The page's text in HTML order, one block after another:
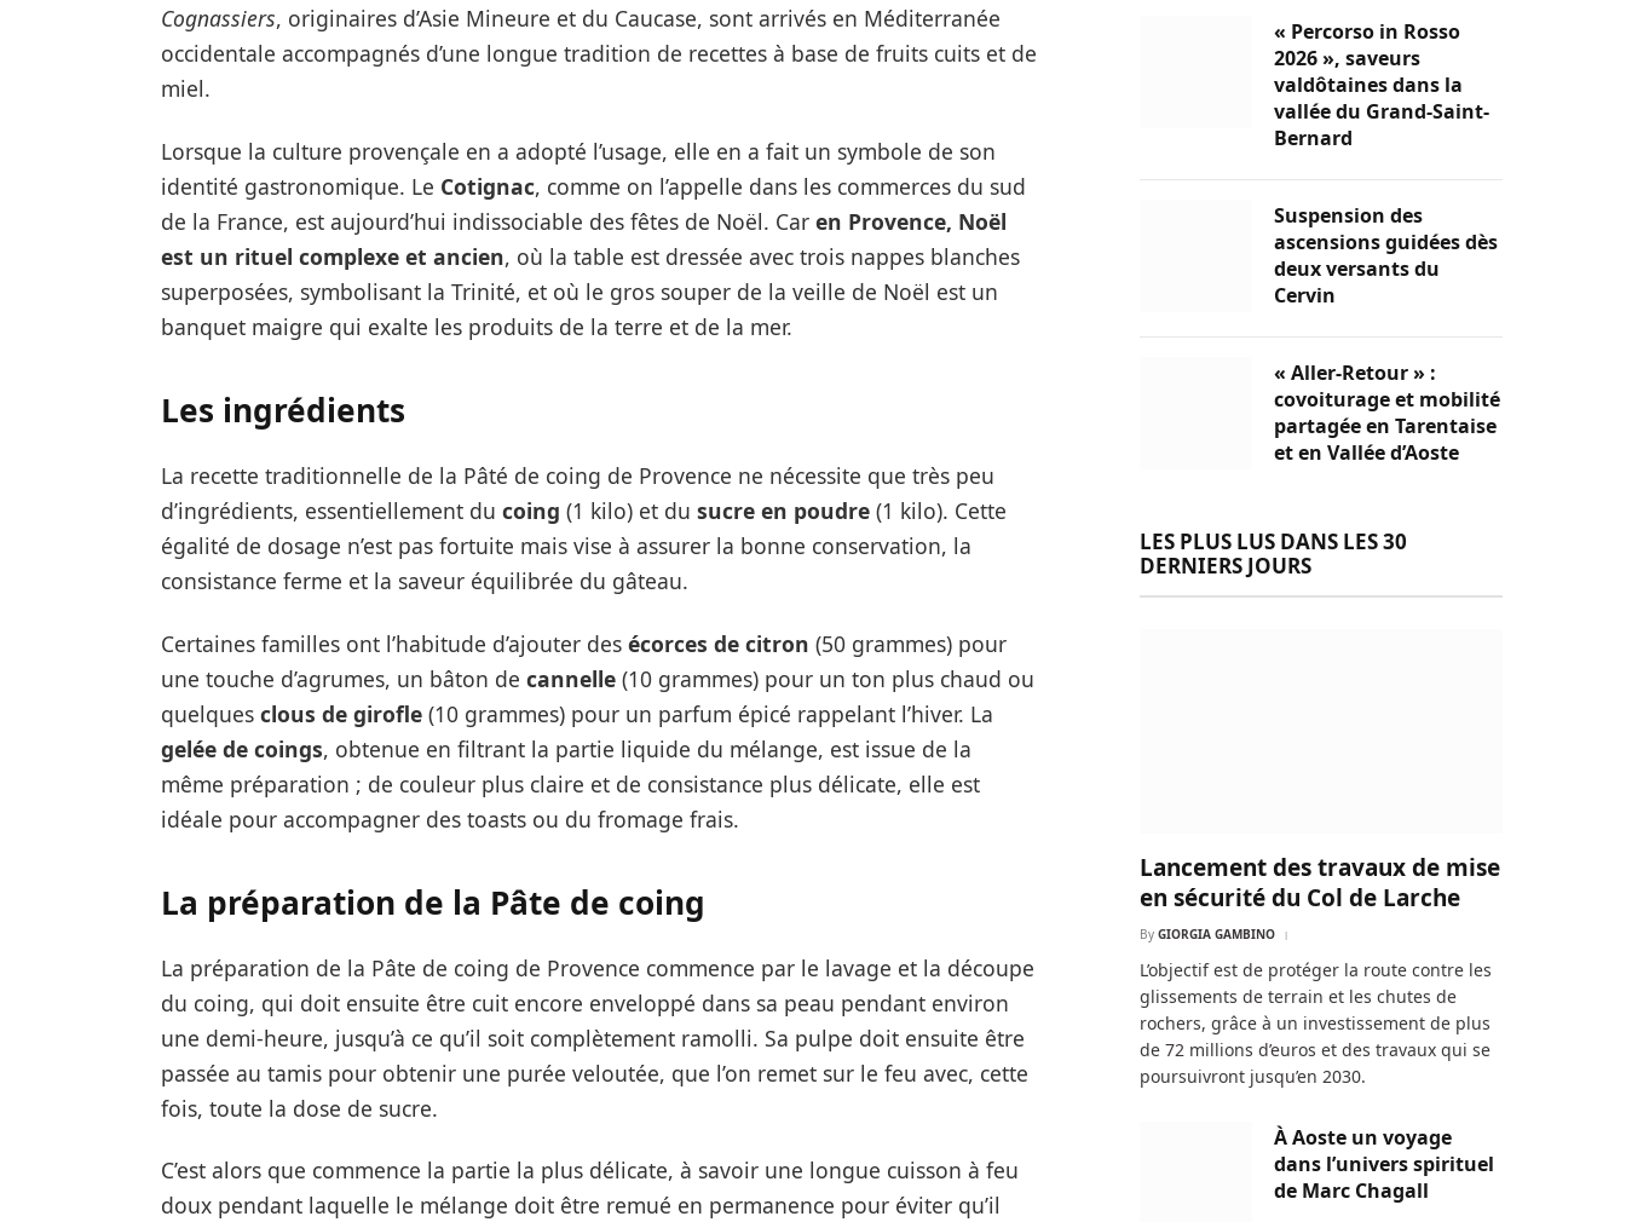
Cognassiers, originaires d’Asie Mineure et du Caucase, sont arrivés en Méditerranée
occidentale accompagnés d’une longue tradition de recettes à base de fruits cuits et de
miel.
Lorsque la culture provençale en a adopté l’usage, elle en a fait un symbole de son
identité gastronomique. Le Cotignac, comme on l’appelle dans les commerces du sud
de la France, est aujourd’hui indissociable des fêtes de Noël. Car en Provence, Noël
est un rituel complexe et ancien, où la table est dressée avec trois nappes blanches
superposées, symbolisant la Trinité, et où le gros souper de la veille de Noël est un
banquet maigre qui exalte les produits de la terre et de la mer.
Les ingrédients
La recette traditionnelle de la Pâté de coing de Provence ne nécessite que très peu
d’ingrédients, essentiellement du coing (1 kilo) et du sucre en poudre(1 kilo). Cette
égalité de dosage n’est pas fortuite mais vise à assurer la bonne conservation, la
consistance ferme et la saveur équilibrée du gâteau.
Certaines familles ont l’habitude d’ajouter des écorces de citron (50 grammes) pour
une touche d’agrumes, un bâton de cannelle(10 grammes) pour un ton plus chaud ou
quelques clous de girofle(10 grammes) pour un parfum épicé rappelant l’hiver. La
gelée de coings, obtenue en filtrant la partie liquide du mélange, est issue de la
même préparation ; de couleur plus claire et de consistance plus délicate, elle est
idéale pour accompagner des toasts ou du fromage frais.
La préparation de la Pâte de coing
La préparation de la Pâte de coing de Provence commence par le lavage et la découpe
du coing, qui doit ensuite être cuit encore enveloppé dans sa peau pendant environ
une demi-heure, jusqu’à ce qu’il soit complètement ramolli. Sa pulpe doit ensuite être
passée au tamis pour obtenir une purée veloutée, que l’on remet sur le feu avec, cette
fois, toute la dose de sucre.
C’est alors que commence la partie la plus délicate, à savoir une longue cuisson à feu
doux pendant laquelle le mélange doit être remué en permanence pour éviter qu’il
« Percorso in Rosso
2026 », saveurs
valdôtaines dans la
vallée du Grand-Saint-
Bernard
Suspension des
ascensions guidées dès
deux versants du
Cervin
« Aller-Retour » :
covoiturage et mobilité
partagée en Tarentaise
et en Vallée d’Aoste
LES PLUS LUS DANS LES 30
DERNIERS JOURS
Lancement des travaux de mise
en sécurité du Col de Larche
By GIORGIA GAMBINO
L’objectif est de protéger la route contre les
glissements de terrain et les chutes de
rochers, grâce à un investissement de plus
de 72 millions d’euros et des travaux qui se
poursuivront jusqu’en 2030.
À Aoste un voyage
dans l’univers spirituel
de Marc Chagall